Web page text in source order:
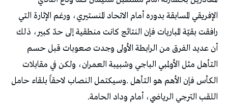
‬اللقب‭ ‬الترجي‭ ‬الرياضي،‭ ‬أمام‭ ‬وداد‭ ‬الحامة‭.‬